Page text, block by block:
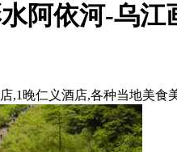
阿依河-乌
,1晚仁义酒店,各种当地美